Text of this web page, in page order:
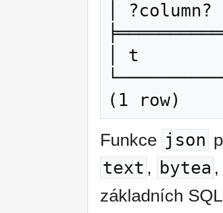
│ ?column?
│ t
Funkce json
text , bytea
základních